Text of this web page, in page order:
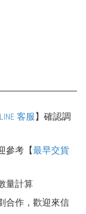
LINE 客服】確認調
參考【最早交貨
量計算
合作，歡迎來信